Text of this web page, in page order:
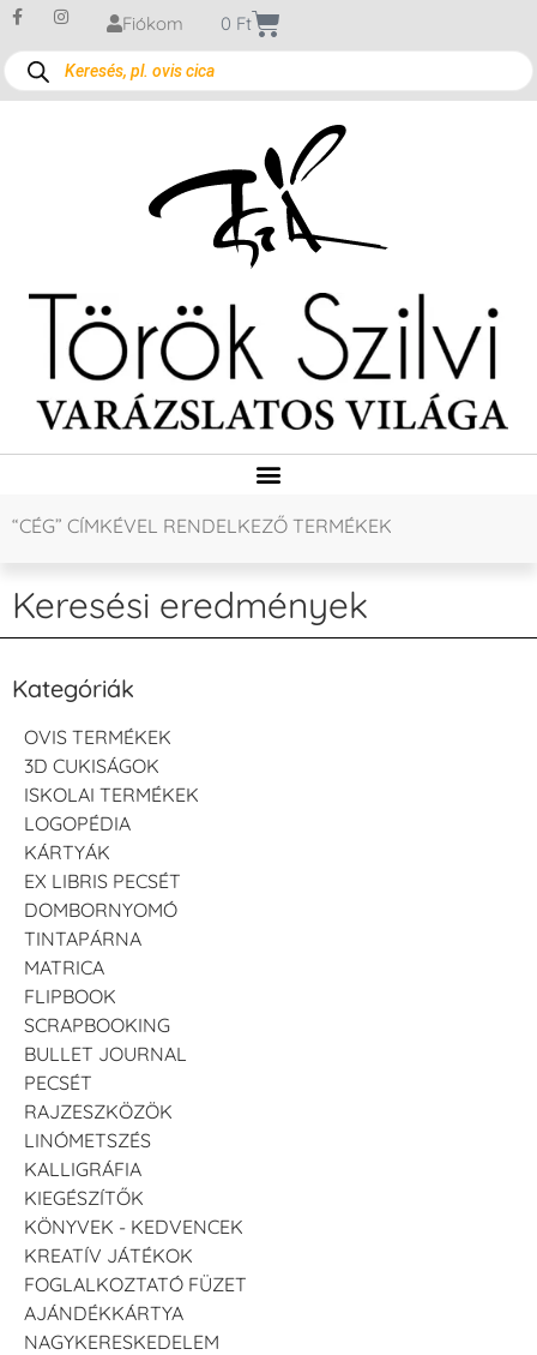
Fiókom 0 Ft
“CÉG” CÍMKÉVEL RENDELKEZŐ TERMÉKEK
Keresési eredmények
Kategóriák
OVIS TERMÉKEK
3D CUKISÁGOK
ISKOLAI TERMÉKEK
LOGOPÉDIA
KÁRTYÁK
EX LIBRIS PECSÉT
DOMBORNYOMÓ
TINTAPÁRNA
MATRICA
FLIPBOOK
SCRAPBOOKING
BULLET JOURNAL
PECSÉT
RAJZESZKÖZÖK
LINÓMETSZÉS
KALLIGRÁFIA
KIEGÉSZÍTŐK
KÖNYVEK - KEDVENCEK
KREATÍV JÁTÉKOK
FOGLALKOZTATÓ FÜZET
AJÁNDÉKKÁRTYA
NAGYKERESKEDELEM